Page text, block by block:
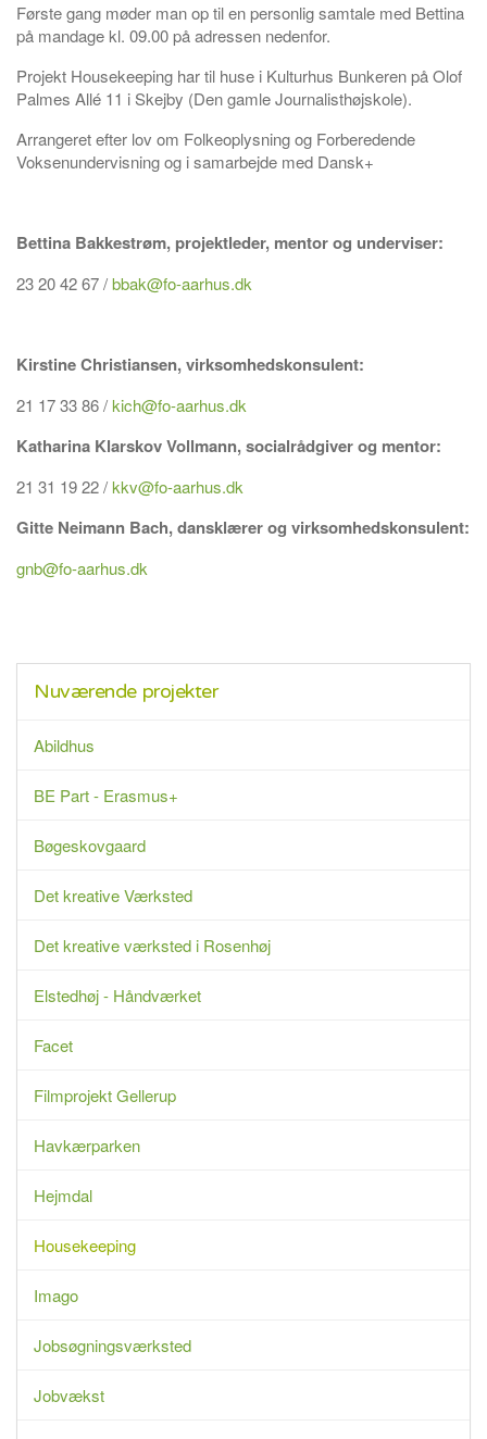
Første gang møder man op til en personlig samtale med Bettina
på mandage kl. 09.00 på adressen nedenfor.
Projekt Housekeeping har til huse i Kulturhus Bunkeren på Olof
Palmes Allé 11 i Skejby (Den gamle Journalisthøjskole).
Arrangeret efter lov om Folkeoplysning og Forberedende
Voksenundervisning og i samarbejde med Dansk+
Bettina Bakkestrøm, projektleder, mentor og underviser:
23 20 42 67 /bbak@fo-aarhus.dk
Kirstine Christiansen, virksomhedskonsulent:
21 17 33 86 /kich@fo-aarhus.dk
Katharina Klarskov Vollmann, socialrådgiver og mentor:
21 31 19 22 /kkv@fo-aarhus.dk
Gitte Neimann Bach, dansklærer og virksomhedskonsulent:
gnb@fo-aarhus.dk
Nuværende projekter
Abildhus
BE Part - Erasmus+
Bøgeskovgaard
Det kreative Værksted
Det kreative værksted i Rosenhøj
Elstedhøj - Håndværket
Facet
Filmprojekt Gellerup
Havkærparken
Hejmdal
Housekeeping
Imago
Jobsøgningsværksted
Jobvækst